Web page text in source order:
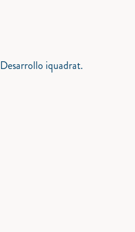
Desarrollo iquadrat.